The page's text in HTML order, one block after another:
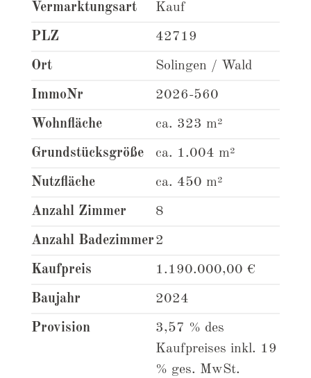
Vermarktungsart Kauf
PLZ 42719
Ort Solingen / Wald
ImmoNr 2026-560
Wohnfläche ca. 323 m²
Grundstücksgröße ca. 1.004 m²
Nutzfläche ca. 450 m²
Anzahl Zimmer 8
Anzahl Badezimmer 2
Kaufpreis 1.190.000,00 €
Baujahr 2024
Provision
3,57 % des
Kaufpreises inkl. 19
% ges. MwSt.